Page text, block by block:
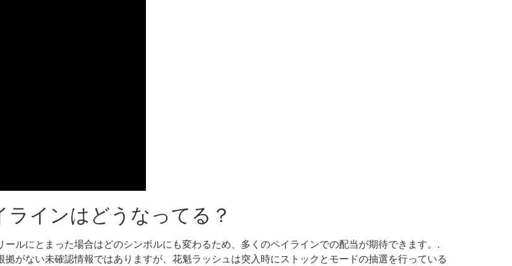
ラインはどうなってる？
ルにとまった場合はどのシンボルにも変わるため、多くのペイラインでの配当が期待できます。.
がない未確認情報ではありますが、花魁ラッシュは突入時にストックとモードの抽選を行っている